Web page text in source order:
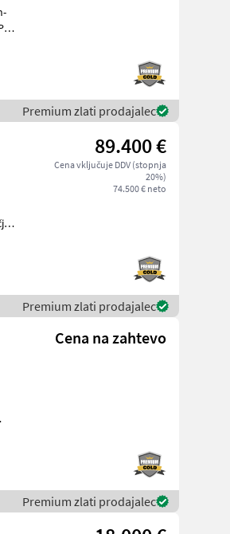
Premium zlati prodajalec
89.400 €
Cena vključuje DDV (stopnja
20%)
74.500 € neto
Premium zlati prodajalec
Cena na zahtevo
Premium zlati prodajalec